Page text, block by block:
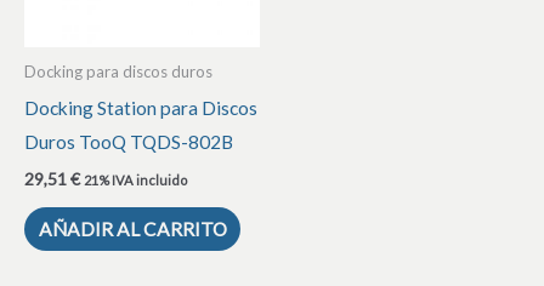
Docking para discos duros
Docking Station para Discos
Duros TooQ TQDS-802B
29,51€ 21% IVA incluido
AÑADIR AL CARRITO